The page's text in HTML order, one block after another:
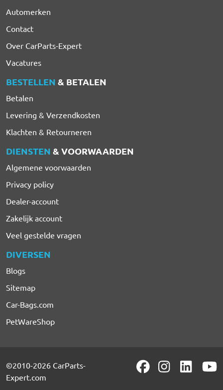
Automerken
Contact
Over CarParts-Expert
Vacatures
BESTELLEN & BETALEN
Betalen
Levering & Verzendkosten
Klachten & Retourneren
DIENSTEN & VOORWAARDEN
Algemene voorwaarden
Privacy policy
Dealer-account
Zakelijk account
Veel gestelde vragen
DIVERSEN
Blogs
Sitemap
Car-Bags.com
PetWareShop
©2010-2026 CarParts-
Expert.com